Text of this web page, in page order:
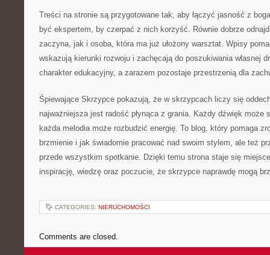
Treści na stronie są przygotowane tak, aby łączyć jasność z
być ekspertem, by czerpać z nich korzyść. Równie dobrze
zaczyna, jak i osoba, która ma już ułożony warsztat. Wpisy
wskazują kierunki rozwoju i zachęcają do poszukiwania własnej
charakter edukacyjny, a zarazem pozostaje przestrzenią dla
Śpiewające Skrzypce pokazują, że w skrzypcach liczy się
najważniejsza jest radość płynąca z grania. Każdy dźwięk może
każda melodia może rozbudzić energię. To blog, który pomaga
brzmienie i jak świadomie pracować nad swoim stylem, ale też
przede wszystkim spotkanie. Dzięki temu strona staje się
inspirację, wiedzę oraz poczucie, że skrzypce naprawdę mogą
CATEGORIES: NIERUCHOMOŚCI
Comments are closed.